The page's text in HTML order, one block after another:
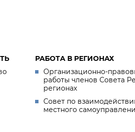
РАБОТА В РЕГИОНАХ
Организационно-
работы членов Совета
регионах
Совет по
местного